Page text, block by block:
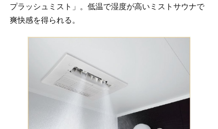
プラッシュミスト」。低温で湿度が高いミストサウナで
爽快感を得られる。